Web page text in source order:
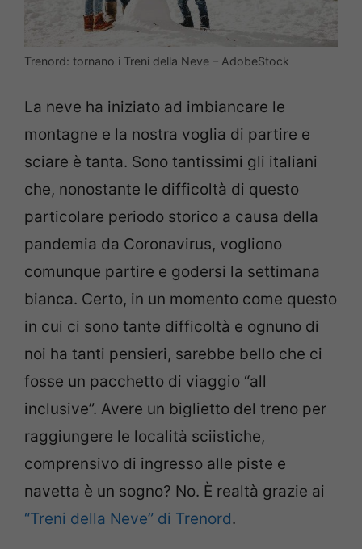
Trenord: tornano i Treni della Neve – AdobeStock
La neve ha iniziato ad imbiancare le
montagne e la nostra voglia di partire e
sciare è tanta. Sono tantissimi gli italiani
che, nonostante le difficoltà di questo
particolare periodo storico a causa della
pandemia da Coronavirus, vogliono
comunque partire e godersi la settimana
bianca. Certo, in un momento come questo
in cui ci sono tante difficoltà e ognuno di
noi ha tanti pensieri, sarebbe bello che ci
fosse un pacchetto di viaggio “all
inclusive”. Avere un biglietto del treno per
raggiungere le località sciistiche,
comprensivo di ingresso alle piste e
navetta è un sogno? No. È realtà grazie ai
“Treni della Neve” di Trenord.